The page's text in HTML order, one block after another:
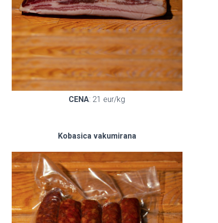
CENA: 21 eur/kg
Kobasica vakumirana